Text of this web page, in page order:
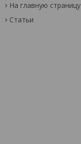
На главную страницу
Статьи